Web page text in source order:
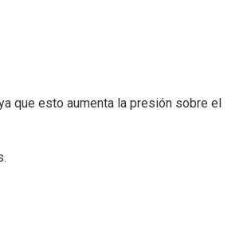
que esto aumenta la presión sobre el